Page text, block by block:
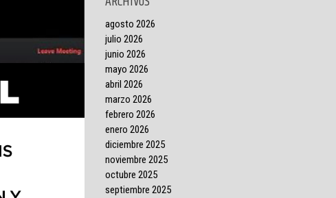
agosto 2026
julio 2026
junio 2026
mayo 2026
abril 2026
marzo 2026
febrero 2026
enero 2026
diciembre 2025
noviembre 2025
octubre 2025
septiembre 2025